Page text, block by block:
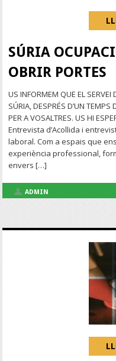
SÚRIA
OBRIR PORTES
US INFORMEM QUE EL SERVEI
SÚRIA, DESPRÉS D’UN TEMPS
PER A VOSALTRES. US HI
Entrevista d’Acollida i
laboral. Com a espais que
experiència professional,
envers […]
ADMIN